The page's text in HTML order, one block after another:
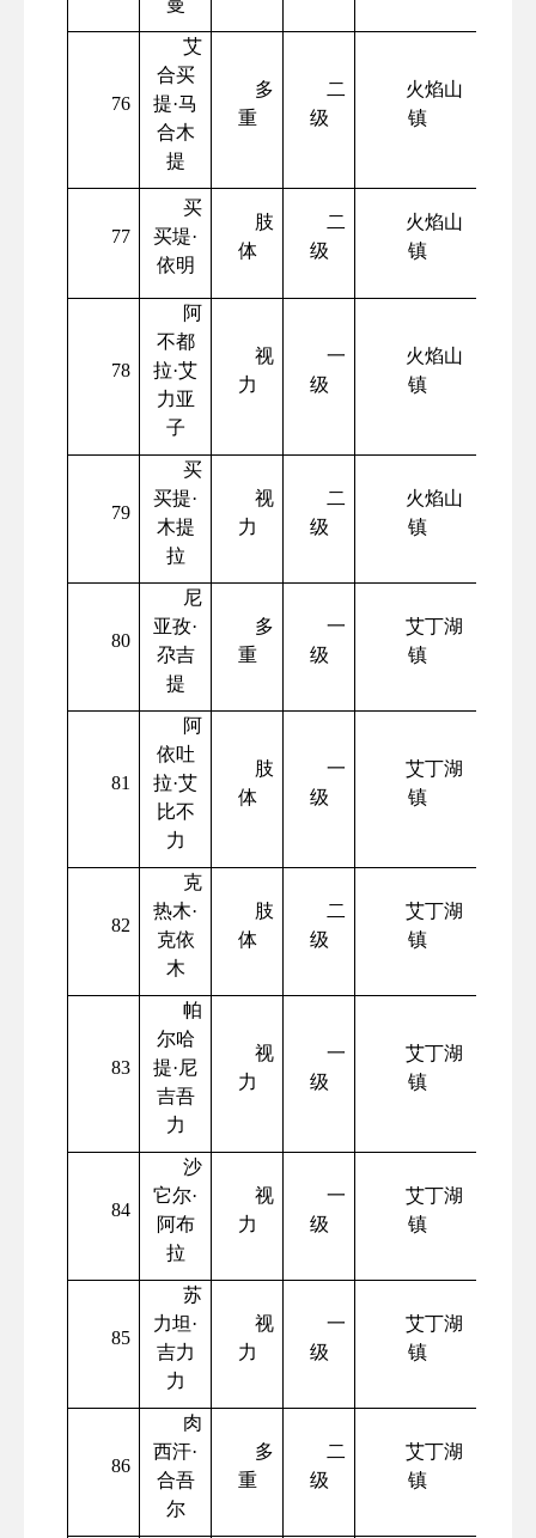
曼
76
艾
合买
提·马
合木
提
多
重
二
级
火焰山
镇
77
买
买堤·
依明
肢
体
二
级
火焰山
镇
78
阿
不都
拉·艾
力亚
子
视
力
一
级
火焰山
镇
79
买
买提·
木提
拉
视
力
二
级
火焰山
镇
80
尼
亚孜·
尕吉
提
多
重
一
级
艾丁湖
镇
81
阿
依吐
拉·艾
比不
力
肢
体
一
级
艾丁湖
镇
82
克
热木·
克依
木
肢
体
二
级
艾丁湖
镇
83
帕
尔哈
提·尼
吉吾
力
视
力
一
级
艾丁湖
镇
84
沙
它尔·
阿布
拉
视
力
一
级
艾丁湖
镇
85
苏
力坦 ·
吉力
力
视
力
一
级
艾丁湖
镇
86
肉
西汗·
合吾
尔
多
重
二
级
艾丁湖
镇